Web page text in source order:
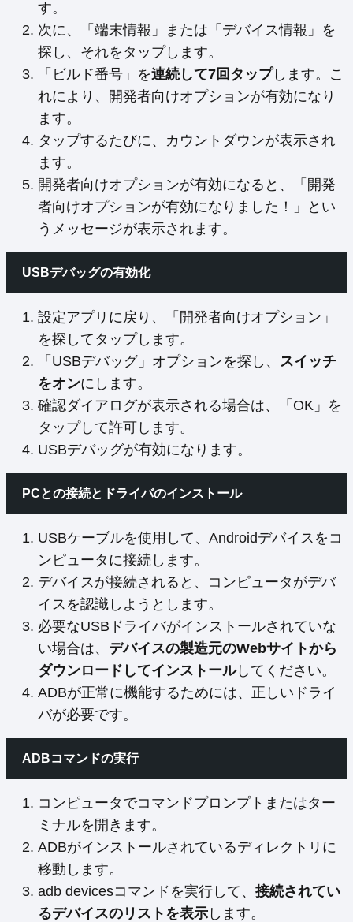
す。
次に、「端末情報」または「デバイス情報」を
探し、それをタップします。
「ビルド番号」を連続して7回タップします。こ
れにより、開発者向けオプションが有効になり
ます。
タップするたびに、カウントダウンが表示され
ます。
開発者向けオプションが有効になると、「開発
者向けオプションが有効になりました！」とい
うメッセージが表示されます。
USBデバッグの有効化
設定アプリに戻り、「開発者向けオプション」
を探してタップします。
「USBデバッグ」オプションを探し、 スイッチ
をオンにします。
確認ダイアログが表示される場合は、「OK」を
タップして許可します。
USBデバッグが有効になります。
PCとの接続とドライバのインストール
USBケーブルを使用して、Androidデバイスをコ
ンピュータに接続します。
デバイスが接続されると、コンピュータがデバ
イスを認識しようとします。
必要なUSBドライバがインストールされていな
い場合は、 デバイスの製造元のWebサイトから
ダウンロードしてインストールしてください。
ADBが正常に機能するためには、正しいドライ
バが必要です。
ADBコマンドの実行
コンピュータでコマンドプロンプトまたはター
ミナルを開きます。
ADBがインストールされているディレクトリに
移動します。
adb devicesコマンドを実行して、 接続されてい
るデバイスのリストを表示 します。